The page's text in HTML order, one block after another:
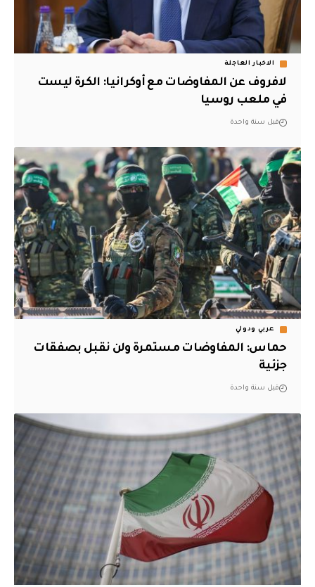
الاخبار العاجلة
لافروف عن المفاوضات مع أوكرانيا: الكرة ليست
في ملعب روسيا
قبل سنة واحدة
عربي ودولي
حماس: المفاوضات مستمرة ولن نقبل بصفقات
جزئية
قبل سنة واحدة